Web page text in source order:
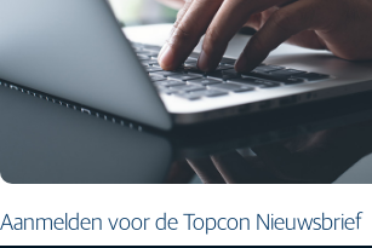
Aanmelden voor de Topcon Nieuwsbrief